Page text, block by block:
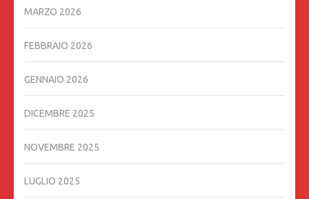
MARZO 2026
FEBBRAIO 2026
GENNAIO 2026
DICEMBRE 2025
NOVEMBRE 2025
LUGLIO 2025